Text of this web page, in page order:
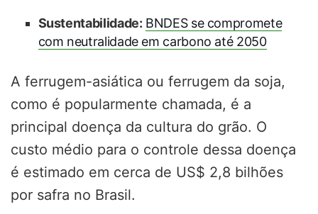
Sustentabilidade: BNDES se compromete
com neutralidade em carbono até 2050
A ferrugem-asiática ou ferrugem da soja,
como é popularmente chamada, é a
principal doença da cultura do grão. O
custo médio para o controle dessa doença
é estimado em cerca de US$ 2,8 bilhões
por safra no Brasil.